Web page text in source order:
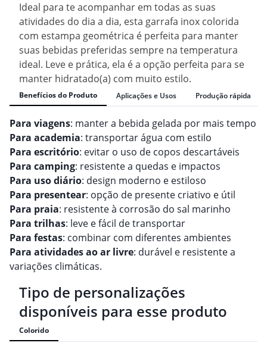
Ideal para te acompanhar em todas as suas
atividades do dia a dia, esta garrafa inox colorida
com estampa geométrica é perfeita para manter
suas bebidas preferidas sempre na temperatura
ideal. Leve e prática, ela é a opção perfeita para se
manter hidratado(a) com muito estilo.
Benefícios do Produto Aplicações e Usos Produção rápida
Para viagens: manter a bebida gelada por mais tempo
Para academia: transportar água com estilo
Para escritório: evitar o uso de copos descartáveis
Para camping: resistente a quedas e impactos
Para uso diário: design moderno e estiloso
Para presentear: opção de presente criativo e útil
Para praia: resistente à corrosão do sal marinho
Para trilhas: leve e fácil de transportar
Para festas: combinar com diferentes ambientes
Para atividades ao ar livre: durável e resistente a
variações climáticas.
Tipo de personalizações
disponíveis para esse produto
Colorido